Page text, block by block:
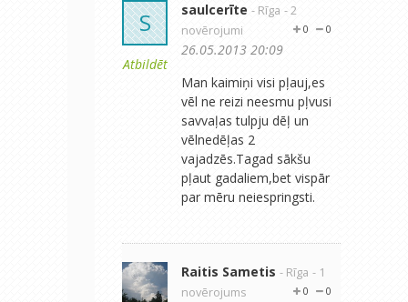
S
Atbildēt
saulcerīte - Rīga - 2
novērojumi
0
0
26.05.2013 20:09
Man kaimiņi visi pļauj,es
vēl ne reizi neesmu pļvusi
savvaļas tulpju dēļ un
vēlnedēļas 2
vajadzēs.Tagad sākšu
pļaut gadaliem,bet vispār
par mēru neiespringsti.
Raitis Sametis - Rīga - 1
novērojums
0
0